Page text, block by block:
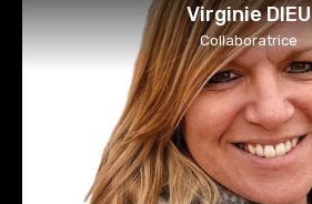
Virginie DIEU
Collaboratrice